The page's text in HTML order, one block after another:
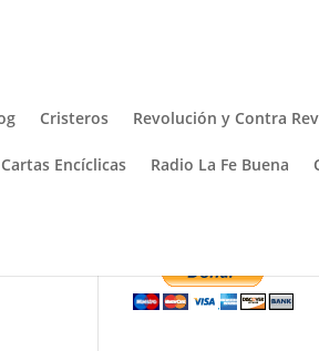
Cristeros Revolución y Contra
Cartas Encíclicas Radio La Fe Buena